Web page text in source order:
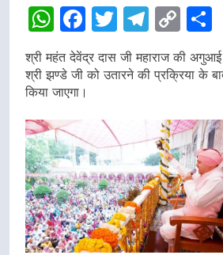
WhatsApp
Facebook
Twitter
श्री महंत देवेंद्र दास जी महाराज की अगुआई
श्री झण्डे जी को उतारने की प्रक्रिया के
किया जाएगा।